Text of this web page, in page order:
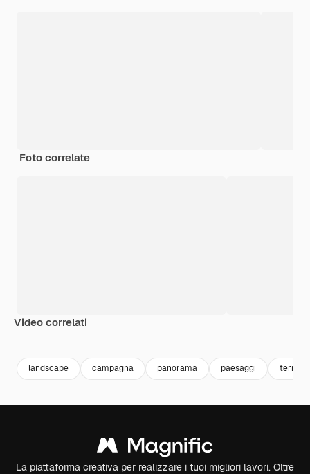
Foto correlate
Video correlati
landscape campagna panorama paesaggi terreno
La piattaforma creativa per realizzare i tuoi migliori lavori. Oltre